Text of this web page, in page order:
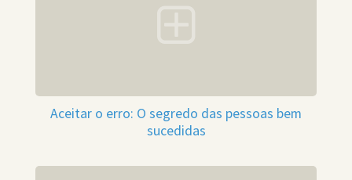
Aceitar o erro: O segredo das pessoas bem
sucedidas